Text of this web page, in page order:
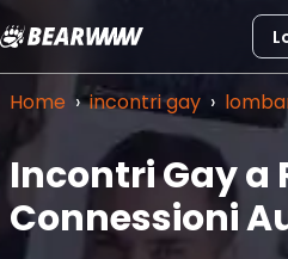
Vai
al
Home › incontri gay ›
Incontri Gay a
Connessioni